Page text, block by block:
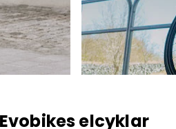
Evobikes elcyklar